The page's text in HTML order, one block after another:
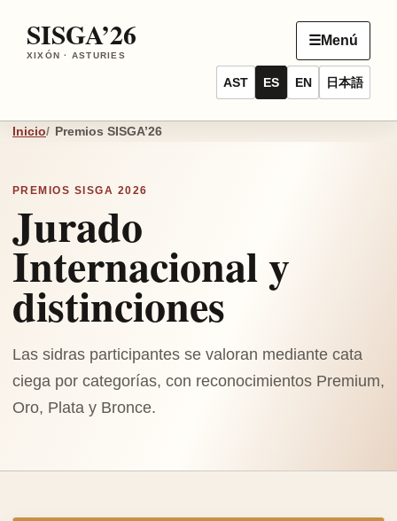
SISGA’26
XIXÓN · ASTURIES
☰Menú
AST ES EN 日本語
Inicio Premios SISGA’26
PREMIOS SISGA 2026
Jurado
Internacional y
distinciones
Las sidras participantes se valoran mediante cata
ciega por categorías, con reconocimientos Premium,
Oro, Plata y Bronce.